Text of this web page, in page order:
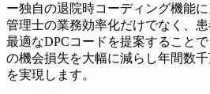
ー独自の退院時コーディング機能
管理士の業務効率化だけでなく、
最適なDPCコードを提案すること
の機会損失を大幅に減らし年間数
を実現します。